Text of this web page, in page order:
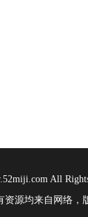
All
资源均来自网络，